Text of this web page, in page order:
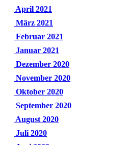
April 2021
März 2021
Februar 2021
Januar 2021
Dezember 2020
November 2020
Oktober 2020
September 2020
August 2020
Juli 2020